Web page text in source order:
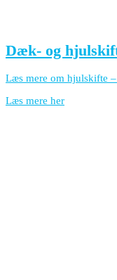
Dæk- og
Læs mere om hjulskifte
Læs mere her